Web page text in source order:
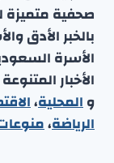
صحفية متميزة
بالخبر الأدق
الأسرة
الأخبار
والمحلية،
الرياضة،منوعا